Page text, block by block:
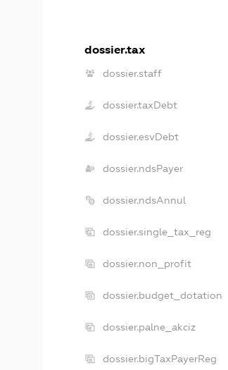
dossier.tax
dossier.staff
dossier.taxDebt
dossier.esvDebt
dossier.ndsPayer
dossier.ndsAnnul
dossier.single_tax_reg
dossier.non_profit
dossier.budget_dotation
dossier.palne_akciz
dossier.bigTaxPayerReg